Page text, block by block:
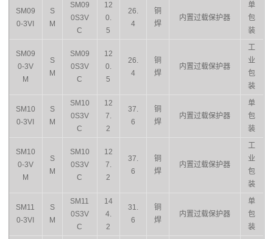
SM09
0-3VI
S
M
SM09
0S3V
C
12
0.
5
26.
4
铜
焊
内置过载保护器
单
包
装
SM09
0-3V
M
S
M
SM09
0S3V
C
12
0.
5
26.
4
铜
焊
内置过载保护器
工
业
包
装
SM10
0-3VI
S
M
SM10
0S3V
C
12
7.
2
37.
6
铜
焊
内置过载保护器
单
包
装
SM10
0-3V
M
S
M
SM10
0S3V
C
12
7.
2
37.
6
铜
焊
内置过载保护器
工
业
包
装
SM11
0-3VI
S
M
SM11
0S3V
C
14
4.
2
31.
6
铜
焊
内置过载保护器
单
包
装